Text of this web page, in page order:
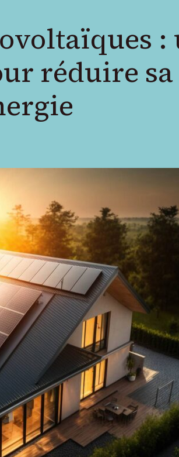
:
réduire sa